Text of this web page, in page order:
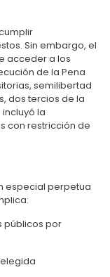
Sin embargo, el
acceder a los
de la Pena
semilibertad
dos tercios de la
la
con restricción de
especial perpetua
públicos por